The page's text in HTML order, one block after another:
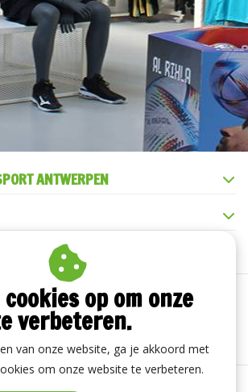
ANTWERPEN
| Disclaimer
op om onze
verbeteren.
van onze website, ga je akkoord met
om onze website te verbeteren.